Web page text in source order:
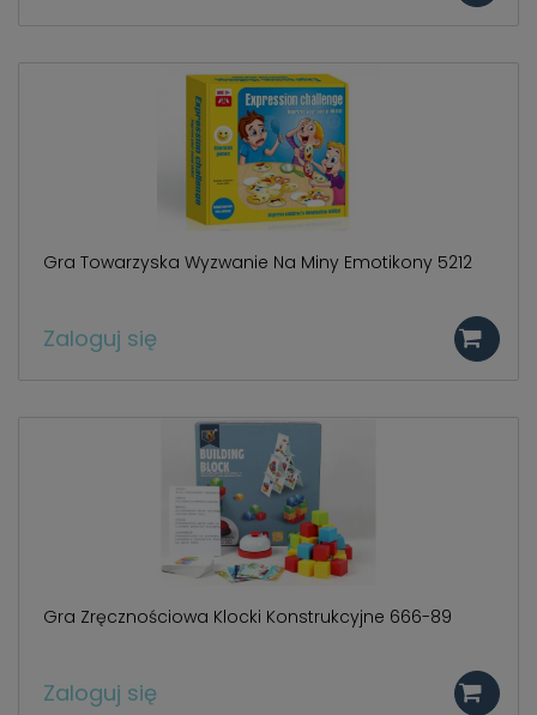
Gra Towarzyska Wyzwanie Na Miny Emotikony 5212
Zaloguj się
Gra Zręcznościowa Klocki Konstrukcyjne 666-89
Zaloguj się